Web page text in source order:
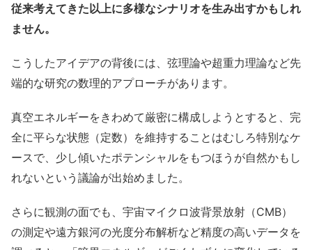
従来考えてきた以上に多様なシナリオを生み出すかもしれ
ません。
こうしたアイデアの背後には、弦理論や超重力理論など先
端的な研究の数理的アプローチがあります。
真空エネルギーをきわめて厳密に構成しようとすると、完
全に平らな状態（定数）を維持することはむしろ特別なケ
ースで、少し傾いたポテンシャルをもつほうが自然かもし
れないという議論が出始めました。
さらに観測の面でも、宇宙マイクロ波背景放射（CMB）
の測定や遠方銀河の光度分布解析など精度の高いデータを